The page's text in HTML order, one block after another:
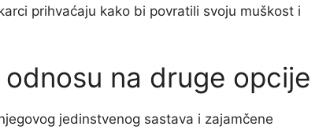
prihvaćaju kako bi povratili svoju muškost i
na druge opcije
jedinstvenog sastava i zajamčene